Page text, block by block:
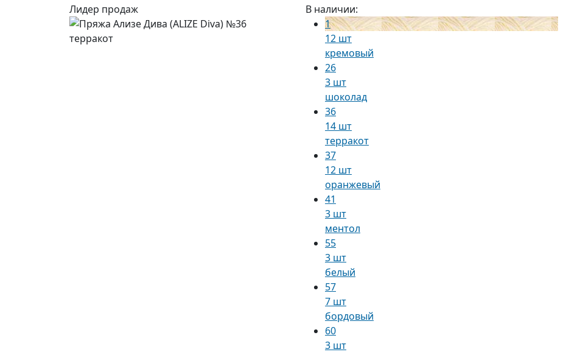
Лидер продаж
В наличии:
1
12 шт
кремовый
26
3 шт
шоколад
36
14 шт
терракот
37
12 шт
оранжевый
41
3 шт
ментол
55
3 шт
белый
57
7 шт
бордовый
60
3 шт